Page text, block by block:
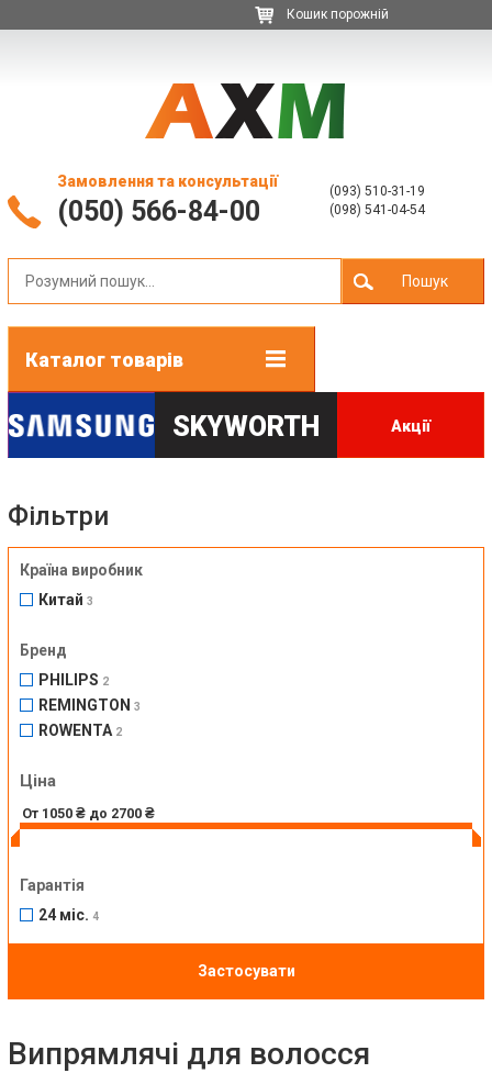
Кошик порожній
Замовлення та консультації
(050) 566-84-00
(093) 510-31-19
(098) 541-04-54
Пошук
Каталог товарів
SKYWORTH Акції
Випрямлячі для волосся
Фільтри
Країна виробник
Китай 3
Бренд
PHILIPS 2
REMINGTON 3
ROWENTA 2
Ціна
Гарантія
24 міс. 4
Застосувати